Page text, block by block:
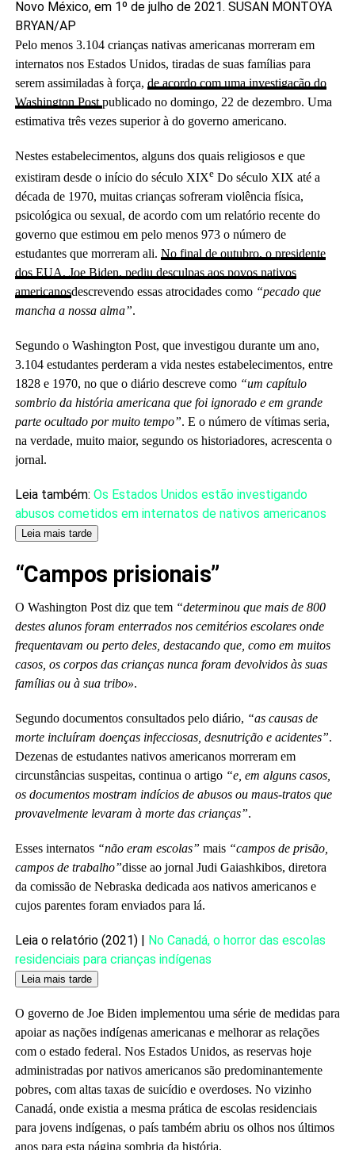
Novo México, em 1º de julho de 2021. SUSAN MONTOYA
BRYAN/AP
Pelo menos 3.104 crianças nativas americanas morreram em
internatos nos Estados Unidos, tiradas de suas famílias para
serem assimiladas à força, de acordo com uma investigação do
Washington Post publicado no domingo, 22 de dezembro. Uma
estimativa três vezes superior à do governo americano.
Nestes estabelecimentos, alguns dos quais religiosos e que
existiram desde o início do século XIXeDo século XIX até a
década de 1970, muitas crianças sofreram violência física,
psicológica ou sexual, de acordo com um relatório recente do
governo que estimou em pelo menos 973 o número de
estudantes que morreram ali. No final de outubro, o presidente
dos EUA, Joe Biden, pediu desculpas aos povos nativos
americanosdescrevendo essas atrocidades como “pecado que
mancha a nossa alma”.
Segundo o Washington Post, que investigou durante um ano,
3.104 estudantes perderam a vida nestes estabelecimentos, entre
1828 e 1970, no que o diário descreve como “um capítulo
sombrio da história americana que foi ignorado e em grande
parte ocultado por muito tempo”. E o número de vítimas seria,
na verdade, muito maior, segundo os historiadores, acrescenta o
jornal.
Leia também: Artigo
reservado
para
assinantes
Os Estados Unidos estão investigando
abusos cometidos em internatos de nativos americanos
Leia mais tarde
“Campos prisionais”
O Washington Post diz que tem “determinou que mais de 800
destes alunos foram enterrados nos cemitérios escolares onde
frequentavam ou perto deles, destacando que, como em muitos
casos, os corpos das crianças nunca foram devolvidos às suas
famílias ou à sua tribo».
Segundo documentos consultados pelo diário, “as causas de
morte incluíram doenças infecciosas, desnutrição e acidentes”.
Dezenas de estudantes nativos americanos morreram em
circunstâncias suspeitas, continua o artigo “e, em alguns casos,
os documentos mostram indícios de abusos ou maus-tratos que
provavelmente levaram à morte das crianças”.
Esses internatos “não eram escolas” mais “campos de prisão,
campos de trabalho”disse ao jornal Judi Gaiashkibos, diretora
da comissão de Nebraska dedicada aos nativos americanos e
cujos parentes foram enviados para lá.
Leia o relatório (2021) |
Artigo
reservado
assinantes
No Canadá, o horror das escolas
residenciais para crianças indígenas
Leia mais tarde
O governo de Joe Biden implementou uma série de medidas para
apoiar as nações indígenas americanas e melhorar as relações
com o estado federal. Nos Estados Unidos, as reservas hoje
administradas por nativos americanos são predominantemente
pobres, com altas taxas de suicídio e overdoses. No vizinho
Canadá, onde existia a mesma prática de escolas residenciais
para jovens indígenas, o país também abriu os olhos nos últimos
anos para esta página sombria da história.